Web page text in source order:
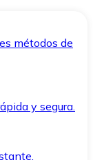
métodos de
y segura.